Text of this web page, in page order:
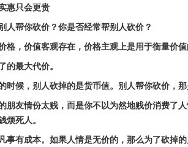
惠只会更贵
人帮你砍价？你是否经常帮别人砍价？
格，价值客观存在，价格主观上是用于衡量价值
的最大代价。
时候，别人砍掉的是货币值。别人帮你砍价，
朋友情份太贱，而是你不以为然地贱价消费了
烦死人。
事有成本。如果人情是无价的，那么为了砍掉